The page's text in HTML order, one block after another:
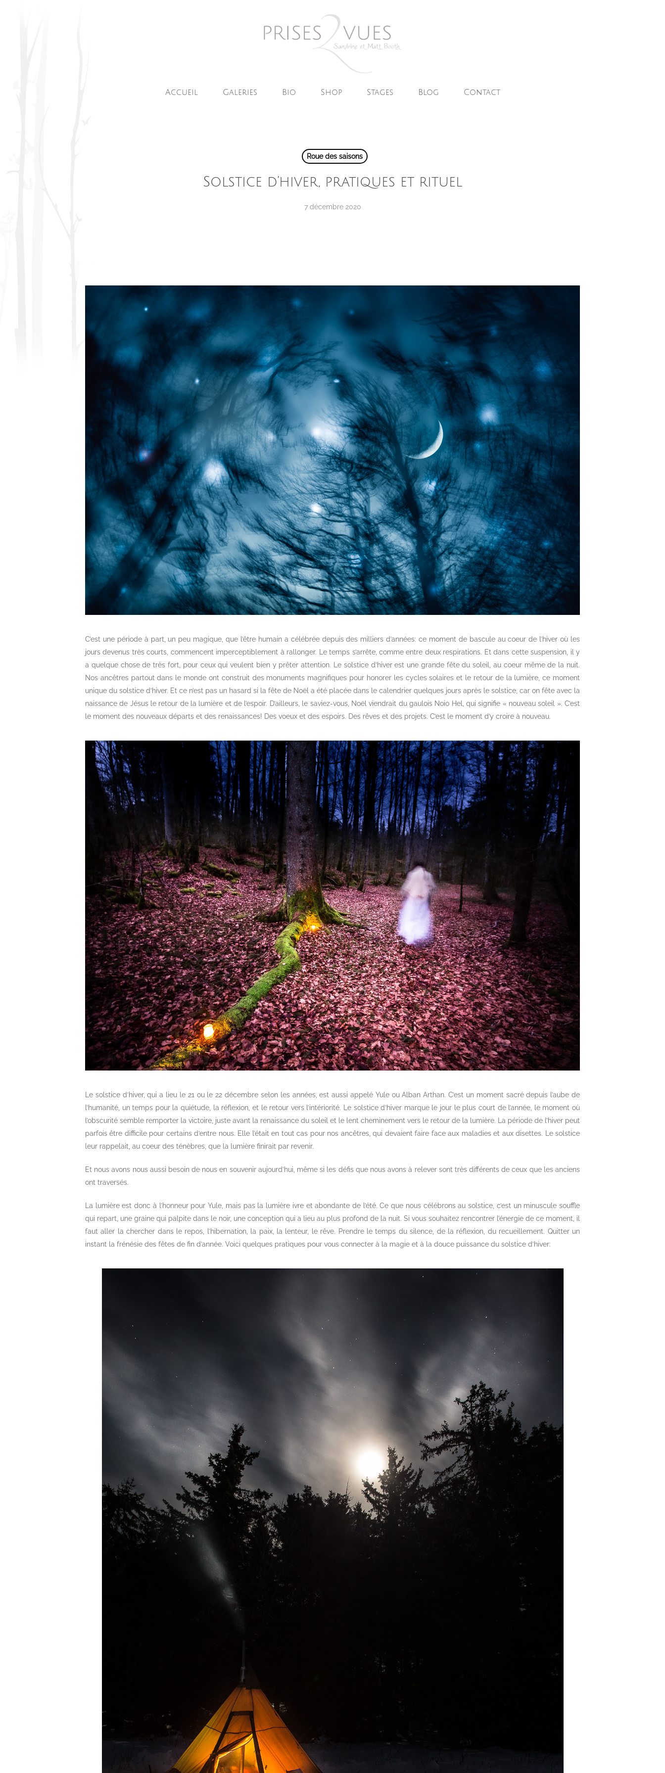
Accueil Galeries Bio Shop Stages Blog Contact
Roue des saisons
Solstice d’hiver, pratiques et rituel
7 décembre 2020
C’est une période à part, un peu magique, que l’être humain a célébrée depuis des milliers d’années: ce moment de bascule au coeur de l’hiver où les
jours devenus très courts, commencent imperceptiblement à rallonger. Le temps s’arrête, comme entre deux respirations. Et dans cette suspension, il y
a quelque chose de très fort, pour ceux qui veulent bien y prêter attention. Le solstice d’hiver est une grande fête du soleil, au coeur même de la nuit.
Nos ancêtres partout dans le monde ont construit des monuments magnifiques pour honorer les cycles solaires et le retour de la lumière, ce moment
unique du solstice d’hiver. Et ce n’est pas un hasard si la fête de Noël a été placée dans le calendrier quelques jours après le solstice, car on fête avec la
naissance de Jésus le retour de la lumière et de l’espoir. D’ailleurs, le saviez-vous, Noël viendrait du gaulois Noio Hel, qui signifie « nouveau soleil ». C’est
le moment des nouveaux départs et des renaissances! Des voeux et des espoirs. Des rêves et des projets. C’est le moment d’y croire à nouveau.
Le solstice d’hiver, qui a lieu le 21 ou le 22 décembre selon les années, est aussi appelé Yule ou Alban Arthan. C’est un moment sacré depuis l’aube de
l’humanité, un temps pour la quiétude, la réflexion, et le retour vers l’intériorité. Le solstice d’hiver marque le jour le plus court de l’année, le moment où
l’obscurité semble remporter la victoire, juste avant la renaissance du soleil et le lent cheminement vers le retour de la lumière. La période de l’hiver peut
parfois être difficile pour certains d’entre nous. Elle l’était en tout cas pour nos ancêtres, qui devaient faire face aux maladies et aux disettes. Le solstice
leur rappelait, au coeur des ténèbres, que la lumière finirait par revenir.
Et nous avons nous aussi besoin de nous en souvenir aujourd’hui, même si les défis que nous avons à relever sont très différents de ceux que les anciens
ont traversés.
La lumière est donc à l’honneur pour Yule, mais pas la lumière ivre et abondante de l’été. Ce que nous célébrons au solstice, c’est un minuscule souffle
qui repart, une graine qui palpite dans le noir, une conception qui a lieu au plus profond de la nuit. Si vous souhaitez rencontrer l’énergie de ce moment, il
faut aller la chercher dans le repos, l’hibernation, la paix, la lenteur, le rêve. Prendre le temps du silence, de la réflexion, du recueillement. Quitter un
instant la frénésie des fêtes de fin d’année. Voici quelques pratiques pour vous connecter à la magie et à la douce puissance du solstice d’hiver: